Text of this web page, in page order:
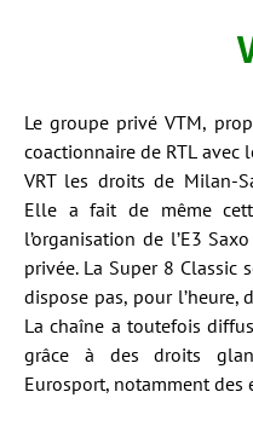
Le groupe privé VTM,
coactionnaire de RTL avec
VRT les droits de Milan-
Elle a fait de même
l’organisation de l’E3
privée. La Super 8 Classic
dispose pas, pour l’heure,
La chaîne a toutefois
grâce à des droits
Eurosport, notamment des